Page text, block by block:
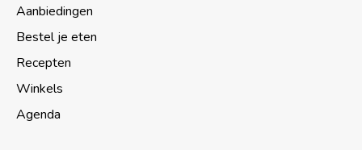
Aanbiedingen
Bestel je eten
Recepten
Winkels
Agenda